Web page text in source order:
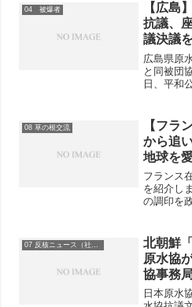
04 被爆者
【広島
抗議、
議決議
広島県原
と同被団
日、平和
座り込み
は、「核
08 草の根交流
【フラ
から追
地球を
約に調
動」が
フランス
を紹介し
の調印を
全土9か
集会の目
北朝鮮
原水協
協事務
反応
日本原水